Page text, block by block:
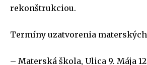
rekonštrukciou.
Termíny uzatvorenia
– Materská škola, Ulica 9. Mája